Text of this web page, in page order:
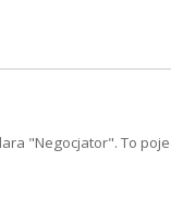
"Negocjator". To